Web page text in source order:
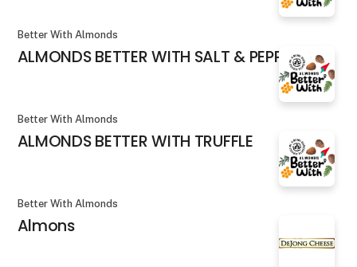
Better With Almonds
ALMONDS BETTER WITH SALT & PEPPER
Better With Almonds
ALMONDS BETTER WITH TRUFFLE
Better With Almonds
Almons